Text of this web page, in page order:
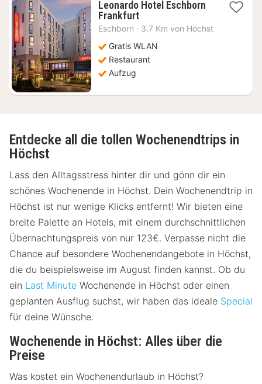
Leonardo Hotel Eschborn
Frankfurt2
Nächte
71,50
€
Eschborn · 3.7 Km von Höchst
Gratis WLAN
Restaurant
Aufzug
Entdecke all die tollen Wochenendtrips in
Höchst
Lass den Alltagsstress hinter dir und gönn dir ein
schönes Wochenende in Höchst. Dein Wochenendtrip in
Höchst ist nur wenige Klicks entfernt! Wir bieten eine
breite Palette an Hotels, mit einem durchschnittlichen
Übernachtungspreis von nur 123€. Verpasse nicht die
Chance auf besondere Wochenendangebote in Höchst,
die du beispielsweise im August finden kannst. Ob du
ein Last Minute Wochenende in Höchst oder einen
geplanten Ausflug suchst, wir haben das ideale Special
für deine Wünsche.
Wochenende in Höchst: Alles über die
Preise
Was kostet ein Wochenendurlaub in Höchst?